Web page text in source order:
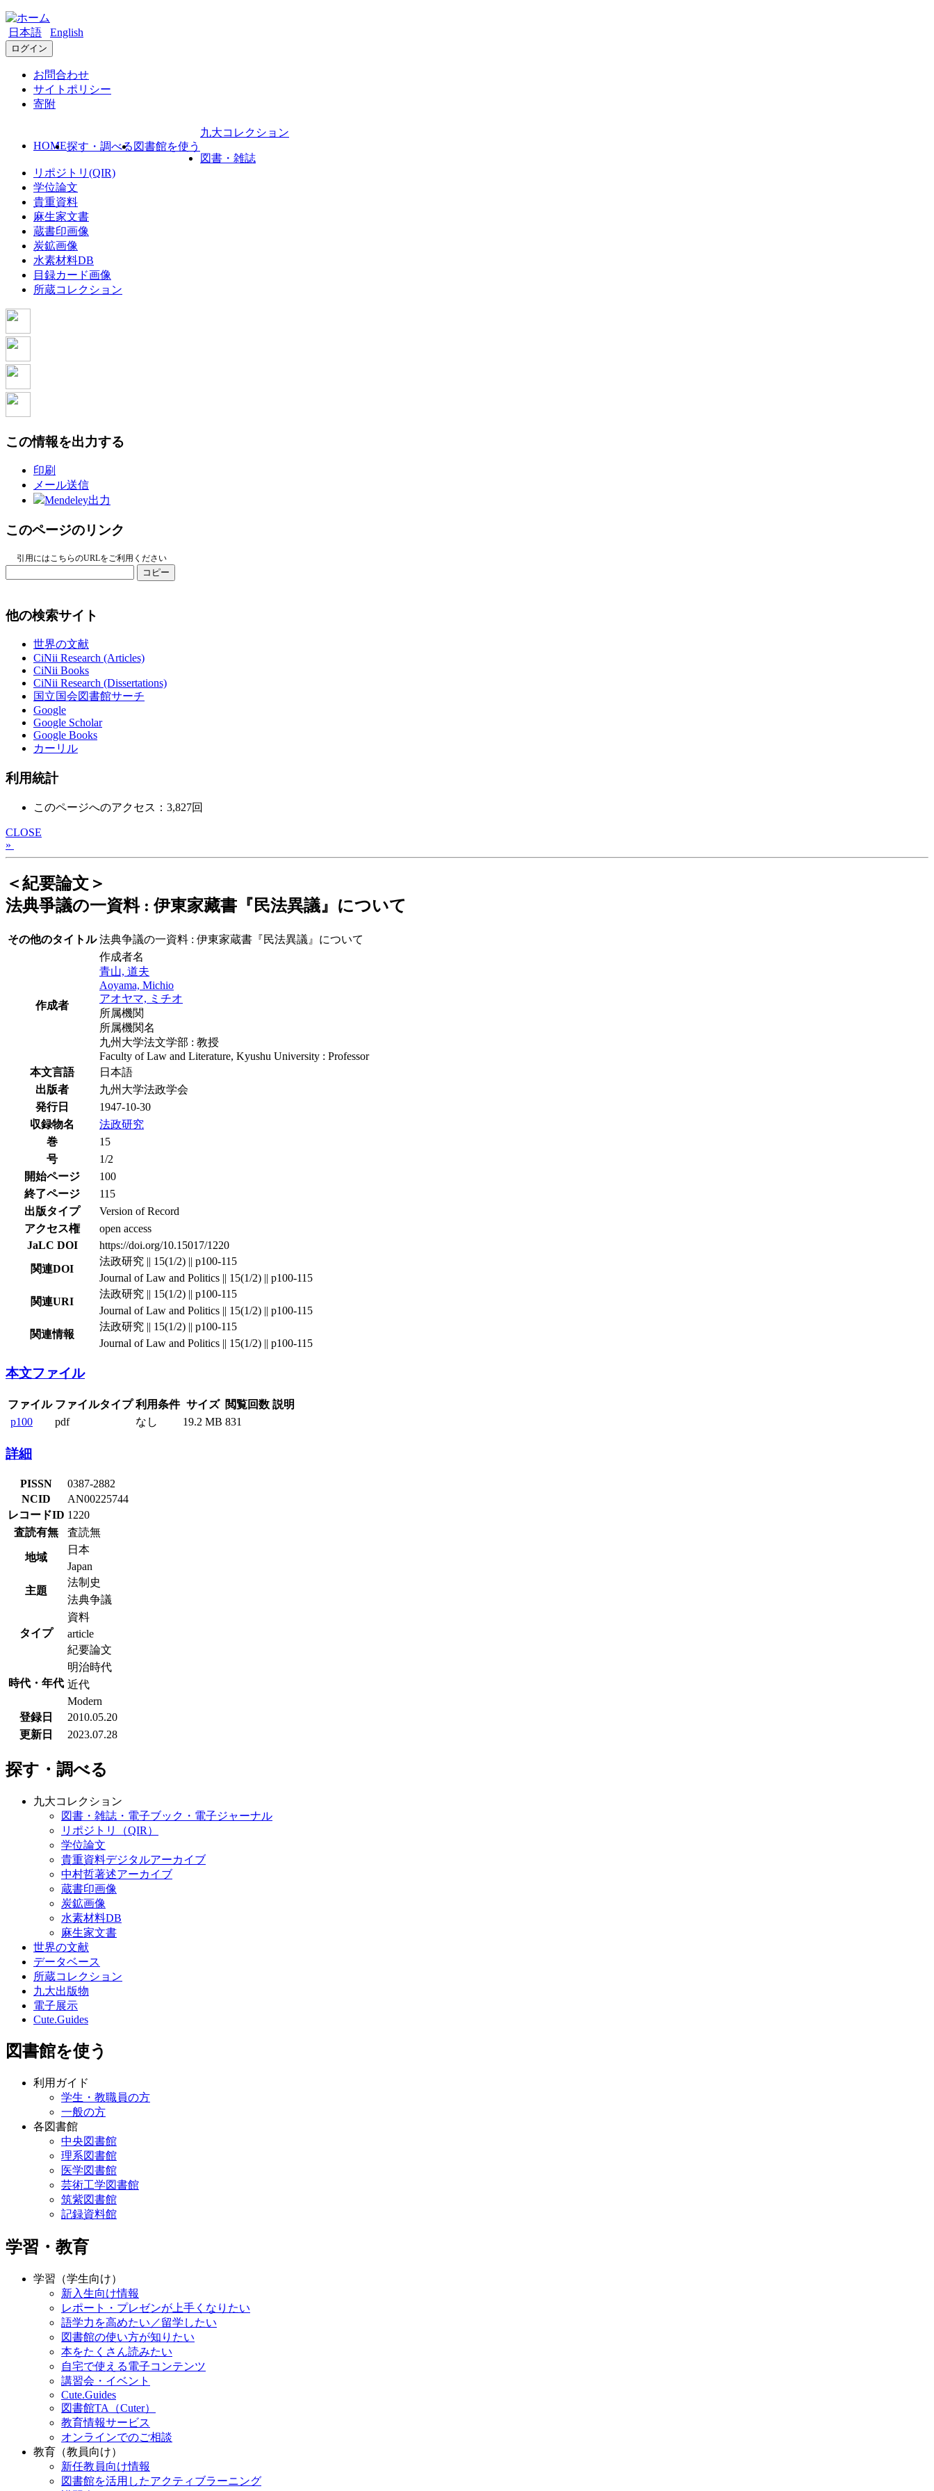
日本語 English
ログイン
お問合わせ
サイトポリシー
寄附
HOME探す・調べる 図書館を使う
九大コレクション
図書・雑誌
リポジトリ(QIR)
学位論文
貴重資料
麻生家文書
蔵書印画像
炭鉱画像
水素材料DB
目録カード画像
所蔵コレクション
この情報を出力する
印刷
メール送信
Mendeley出力
このページのリンク
引用にはこちらのURLをご利用ください
コピー
他の検索サイト
世界の文献
CiNii Research (Articles)
CiNii Books
CiNii Research (Dissertations)
国立国会図書館サーチ
Google
Google Scholar
Google Books
カーリル
利用統計
このページへのアクセス：3,827回
CLOSE
»
＜紀要論文＞
法典爭議の一資料 : 伊東家藏書『民法異議』について
その他のタイトル 法典争議の一資料 : 伊東家蔵書『民法異議』について
作成者
作成者名
青山, 道夫
Aoyama, Michio
アオヤマ, ミチオ
所属機関
所属機関名
九州大学法文学部 : 教授
Faculty of Law and Literature, Kyushu University : Professor
本文言語
日本語
出版者
九州大学法政学会
発行日
1947-10-30
収録物名
法政研究
巻
15
号
1/2
開始ページ
100
終了ページ
115
出版タイプ
Version of Record
アクセス権
open access
JaLC DOI
https://doi.org/10.15017/1220
関連DOI
法政研究 || 15(1/2) || p100-115
Journal of Law and Politics || 15(1/2) || p100-115
関連URI
法政研究 || 15(1/2) || p100-115
Journal of Law and Politics || 15(1/2) || p100-115
関連情報
法政研究 || 15(1/2) || p100-115
Journal of Law and Politics || 15(1/2) || p100-115
本文ファイル
ファイル ファイルタイプ 利用条件 サイズ 閲覧回数 説明
p100
pdf なし 19.2 MB 831
詳細
PISSN
0387-2882
NCID
AN00225744
レコードID 1220
査読有無
査読無
地域
日本
Japan
主題
法制史
法典争議
タイプ
資料
article
紀要論文
時代・年代
明治時代
近代
Modern
登録日
2010.05.20
更新日
2023.07.28
探す・調べる
九大コレクション
図書・雑誌・電子ブック・電子ジャーナル
リポジトリ（QIR）
学位論文
貴重資料デジタルアーカイブ
中村哲著述アーカイブ
蔵書印画像
炭鉱画像
水素材料DB
麻生家文書
世界の文献
データベース
所蔵コレクション
九大出版物
電子展示
Cute.Guides
図書館を使う
利用ガイド
学生・教職員の方
一般の方
各図書館
中央図書館
理系図書館
医学図書館
芸術工学図書館
筑紫図書館
記録資料館
学習・教育
学習（学生向け）
新入生向け情報
レポート・プレゼンが上手くなりたい
語学力を高めたい／留学したい
図書館の使い方が知りたい
本をたくさん読みたい
自宅で使える電子コンテンツ
講習会・イベント
Cute.Guides
図書館TA（Cuter）
教育情報サービス
オンラインでのご相談
教育（教員向け）
新任教員向け情報
図書館を活用したアクティブラーニング